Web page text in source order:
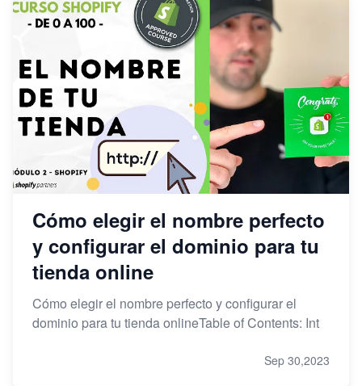
Cómo elegir el nombre perfecto
y configurar el dominio para tu
tienda online
Cómo elegir el nombre perfecto y configurar el
dominio para tu tienda onlineTable of Contents: Int
Sep 30,2023